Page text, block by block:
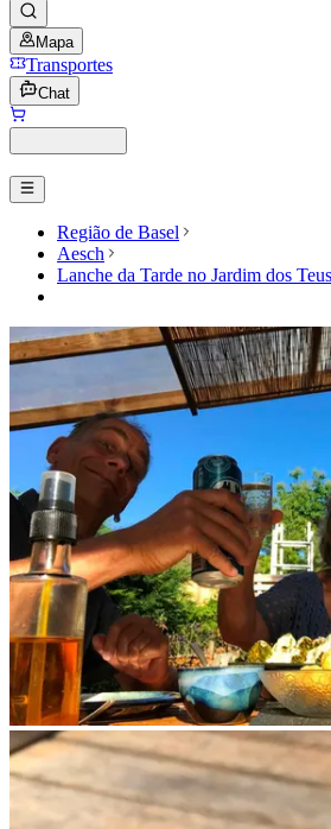
Mapa
Transportes
Chat
Região de Basel
Aesch
Lanche da Tarde no Jardim dos